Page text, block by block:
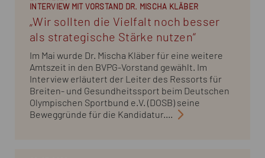
INTERVIEW MIT VORSTAND DR. MISCHA KLÄBER
„Wir sollten die Vielfalt noch besser
als strategische Stärke nutzen“
Im Mai wurde Dr. Mischa Kläber für eine weitere
Amtszeit in den BVPG-Vorstand gewählt. Im
Interview erläutert der Leiter des Ressorts für
Breiten- und Gesundheitssport beim Deutschen
Olympischen Sportbund e.V. (DOSB) seine
Beweggründe für die Kandidatur....